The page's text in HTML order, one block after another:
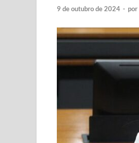
9 de outubro de 2024 - por